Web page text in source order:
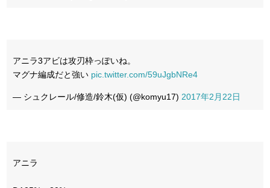
アニラ3アビは攻刃枠っぽいね。
マグナ編成だと強い pic.twitter.com/59uJgbNRe4
— シュクレール/修造/鈴木(仮) (@komyu17) 2017年2月22日
アニラ